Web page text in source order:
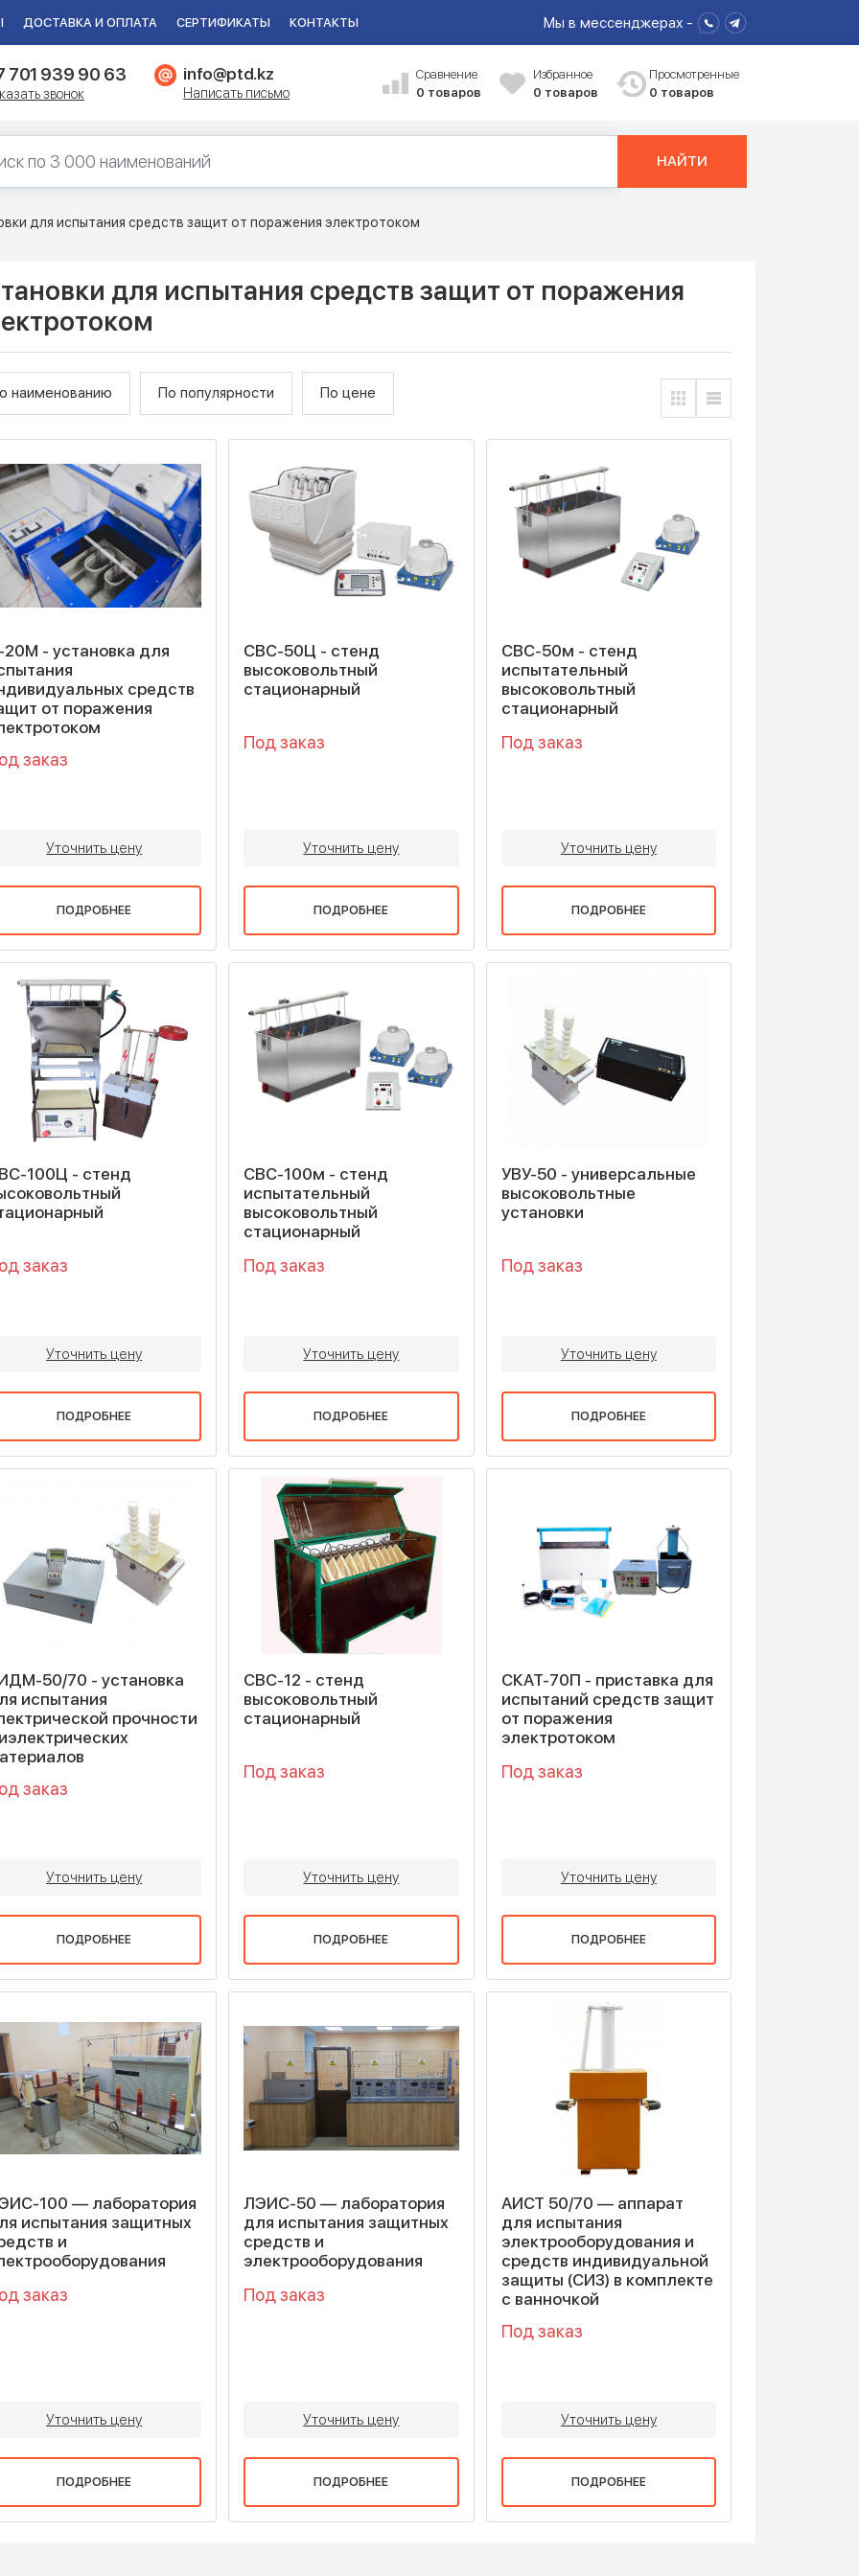
ДОСТАВКА И ОПЛАТА СЕРТИФИКАТЫ КОНТАКТЫ Мы в мессенджерах -
701 939 90 63
звонок
info@ptd.kz
Написать письмо
Сравнение
0 товаров
Избранное
0 товаров
Просмотренные
0 товаров
НАЙТИ
для испытания средств защит от поражения электротоком
для испытания средств защит от поражения
наименованию По популярности По цене
- установка для
средств
от поражения
заказ
Уточнить цену
ПОДРОБНЕЕ
СВС-50Ц - cтенд
высоковольтный
стационарный
Под заказ
Уточнить цену
ПОДРОБНЕЕ
СВС-50м - стенд
испытательный
высоковольтный
стационарный
Под заказ
Уточнить цену
ПОДРОБНЕЕ
100Ц - cтенд
заказ
Уточнить цену
ПОДРОБНЕЕ
СВС-100м - стенд
испытательный
высоковольтный
стационарный
Под заказ
Уточнить цену
ПОДРОБНЕЕ
УВУ-50 - универсальные
высоковольтные
установки
Под заказ
Уточнить цену
ПОДРОБНЕЕ
50/70 - установка
испытания
прочности
заказ
Уточнить цену
ПОДРОБНЕЕ
СВС-12 - стенд
высоковольтный
стационарный
Под заказ
Уточнить цену
ПОДРОБНЕЕ
СКАТ-70П - приставка для
испытаний средств защит
от поражения
электротоком
Под заказ
Уточнить цену
ПОДРОБНЕЕ
100 — лаборатория
испытания защитных
и
заказ
Уточнить цену
ПОДРОБНЕЕ
ЛЭИС-50 — лаборатория
для испытания защитных
средств и
электрооборудования
Под заказ
Уточнить цену
ПОДРОБНЕЕ
АИСТ 50/70 — аппарат
для испытания
электрооборудования и
средств индивидуальной
защиты (СИЗ) в комплекте
с ванночкой
Под заказ
Уточнить цену
ПОДРОБНЕЕ